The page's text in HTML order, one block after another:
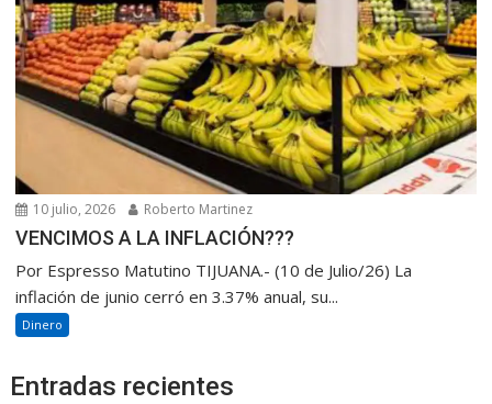
10 julio, 2026 Roberto Martinez
VENCIMOS A LA INFLACIÓN???
Por Espresso Matutino TIJUANA.- (10 de Julio/26) La
inflación de junio cerró en 3.37% anual, su...
Dinero
Entradas recientes